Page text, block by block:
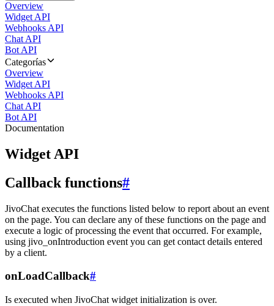
Overview
Widget API
Webhooks API
Chat API
Bot API
Categorías
Overview
Widget API
Webhooks API
Chat API
Bot API
Documentation
Widget API
Callback functions#
JivoChat executes the functions listed below to report about an event
on the page. You can declare any of these functions on the page and
execute a logic of processing the event that occurred. For example,
using jivo_onIntroduction event you can get contact details entered
by a client.
onLoadCallback#
Is executed when JivoChat widget initialization is over.